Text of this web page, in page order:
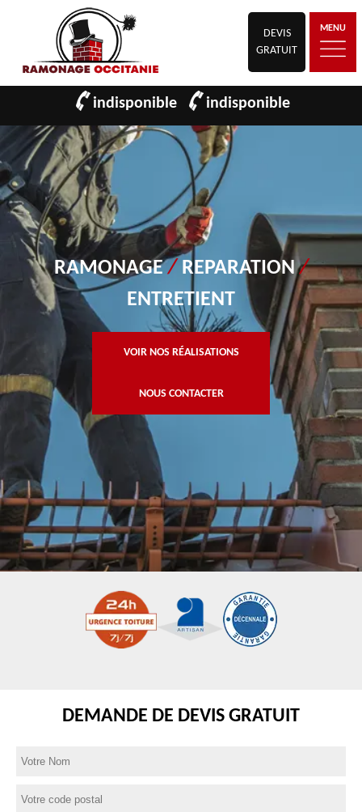
DEVIS
GRATUIT
MENU
indisponible indisponible
RAMONAGE/ REPARATION/
ENTRETIENT
VOIR NOS RÉALISATIONS
NOUS CONTACTER
DEMANDE DE DEVIS GRATUIT